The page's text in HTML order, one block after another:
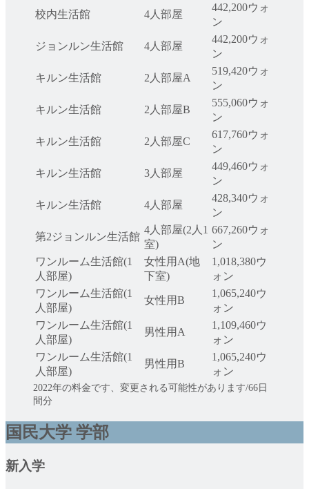
校内生活館 4人部屋
442,200ウォ
ン
ジョンルン生活館 4人部屋
442,200ウォ
ン
キルン生活館 2人部屋A
519,420ウォ
ン
キルン生活館 2人部屋B
555,060ウォ
ン
キルン生活館 2人部屋C
617,760ウォ
ン
キルン生活館 3人部屋
449,460ウォ
ン
キルン生活館 4人部屋
428,340ウォ
ン
第2ジョンルン生活館
4人部屋(2人1
室)
667,260ウォ
ン
ワンルーム生活館(1
人部屋)
女性用A(地
下室)
1,018,380ウ
ォン
ワンルーム生活館(1
人部屋)
女性用B
1,065,240ウ
ォン
ワンルーム生活館(1
人部屋)
男性用A
1,109,460ウ
ォン
ワンルーム生活館(1
人部屋)
男性用B
1,065,240ウ
ォン
2022年の料金です、変更される可能性があります/66日
間分
国民大学 学部
新入学